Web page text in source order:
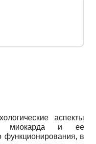
аспекты
миокарда и ее
функционирования, в